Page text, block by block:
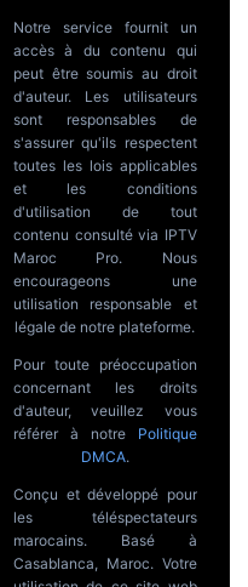
Notre service fournit un
accès à du contenu qui
peut être soumis au droit
d'auteur. Les utilisateurs
sont responsables de
s'assurer qu'ils respectent
toutes les lois applicables
et les conditions
d'utilisation de tout
contenu consulté via IPTV
Maroc Pro. Nous
encourageons une
utilisation responsable et
légale de notre plateforme.
Pour toute préoccupation
concernant les droits
d'auteur, veuillez vous
référer à notre Politique
DMCA.
Conçu et développé pour
les téléspectateurs
marocains. Basé à
Casablanca, Maroc. Votre